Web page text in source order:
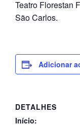
Teatro Florestan
São Carlos.
Adicionar
DETALHES
Início: